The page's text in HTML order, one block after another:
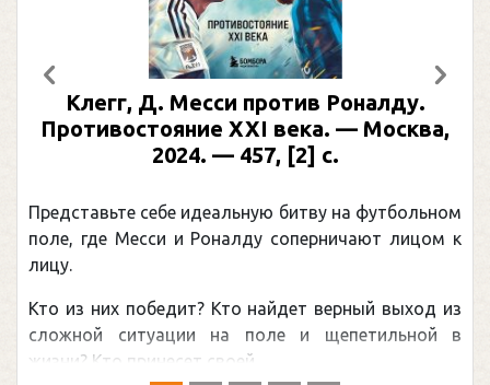
Клегг, Д. Месси против Роналду.
Противостояние XXI века. — Москва,
2024. — 457, [2] с.
Представьте себе идеальную битву на футбольном
поле, где Месси и Роналду соперничают лицом к
лицу.
Кто из них победит? Кто найдет верный выход из
сложной ситуации на поле и щепетильной в
жизни? Кто принесет своей ...
Предыдущий